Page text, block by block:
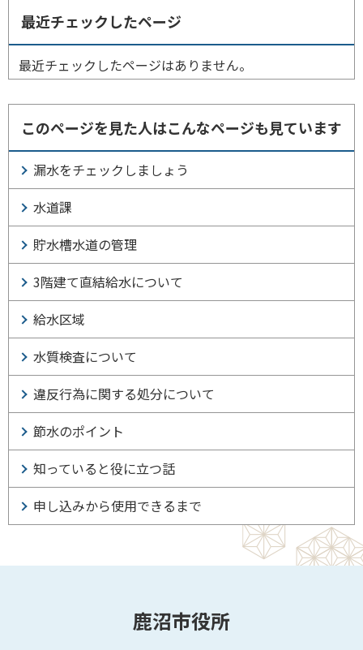
最近チェックしたページ
最近チェックしたページはありません。
このページを見た人はこんなページも見ています
漏水をチェックしましょう
水道課
貯水槽水道の管理
3階建て直結給水について
給水区域
水質検査について
違反行為に関する処分について
節水のポイント
知っていると役に立つ話
申し込みから使用できるまで
鹿沼市役所